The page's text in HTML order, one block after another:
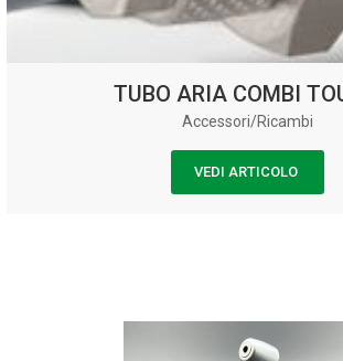
TUBO ARIA COMBI
Accessori/Ricambi
VEDI ARTICOLO